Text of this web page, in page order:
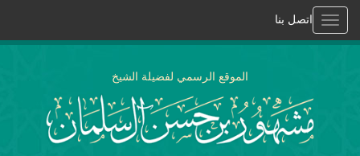
Toggle
navigation
اتصل بنا
الموقع الرسمي لفضيلة الشيخ